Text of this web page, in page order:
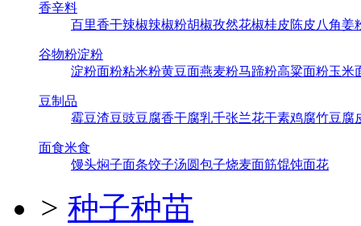
香辛料
百里香干辣椒辣椒粉胡椒孜然花椒桂皮陈皮八角姜
谷物粉淀粉
淀粉面粉粘米粉黄豆面燕麦粉马蹄粉高粱面粉玉米
豆制品
霉豆渣豆豉豆腐香干腐乳千张兰花干素鸡腐竹豆腐
面食米食
馒头焖子面条饺子汤圆包子烧麦面筋馄饨面花
> 种子种苗